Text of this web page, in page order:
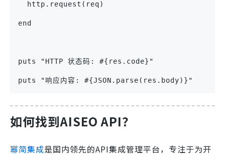
  http.request(req)
end
puts "HTTP 状态码: #{res.code}"
puts "响应内容: #{JSON.parse(res.body)}"
如何找到AISEO API？
幂简集成是国内领先的API集成管理平台，专注于为开